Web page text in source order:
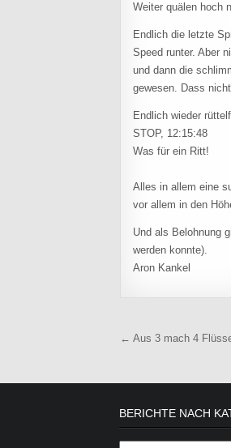
Weiter quälen hoch
Endlich die letzte
Speed runter. Aber
und dann die
gewesen. Dass
Endlich wieder
STOP, 12:15:48
Was für ein Ritt!
Alles in allem eine
vor allem in den
Und als Belohnung
werden konnte).
Aron Kankel
← Aus 3 mach 4
BERICHTE NACH